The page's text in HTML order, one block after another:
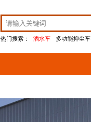
热门搜索： 洒水车 多功能抑尘车